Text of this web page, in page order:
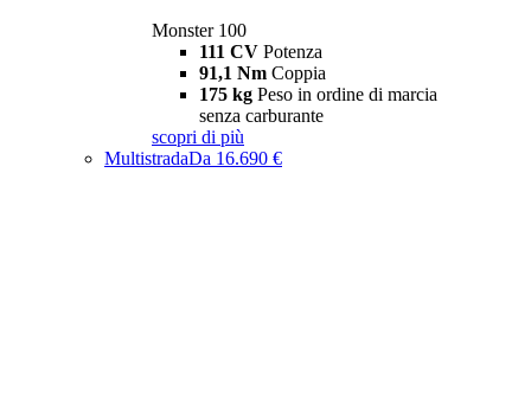
Monster 100
111 CV Potenza
91,1 Nm Coppia
175 kg Peso in ordine di marcia
senza carburante
scopri di più
MultistradaDa 16.690 €